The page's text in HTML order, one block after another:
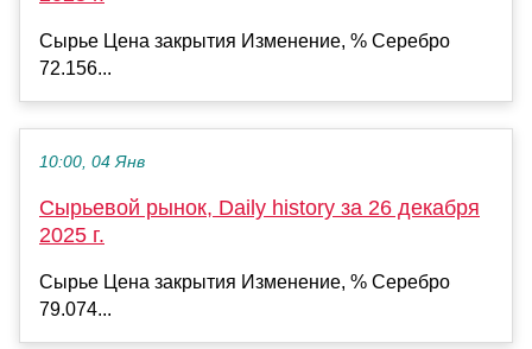
Сырье Цена закрытия Изменение, % Серебро
72.156...
10:00, 04 Янв
Сырьевой рынок, Daily history за 26 декабря
2025 г.
Сырье Цена закрытия Изменение, % Серебро
79.074...